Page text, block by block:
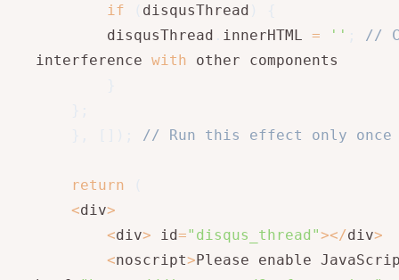
if
disqusThread
        disqusThread
innerHTML = ''
//
interference with other components
// Run this effect only once
return
<div>
<div> id="disqus_thread"></div>
<noscript>Please enable